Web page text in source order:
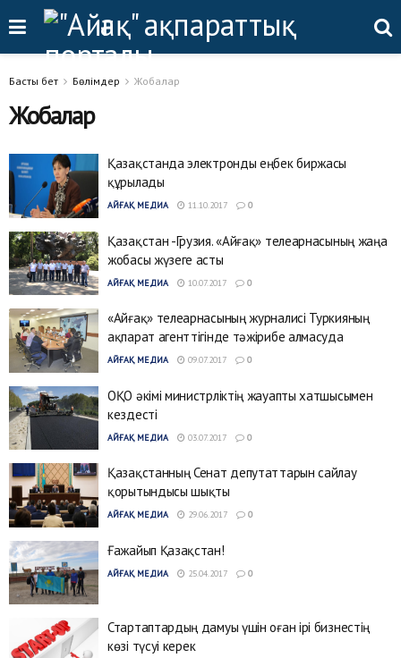
Басты бет Бөлімдер Жобалар
Жобалар
Қазақстанда электронды еңбек биржасы
құрылады
АЙҒАҚ МЕДИА 11.10.2017 0
Қазақстан -Грузия. «Айғақ» телеарнасының жаңа
жобасы жүзеге асты
АЙҒАҚ МЕДИА 10.07.2017 0
«Айғақ» телеарнасының журналисі Туркияның
ақпарат агенттігінде тәжірибе алмасуда
АЙҒАҚ МЕДИА 09.07.2017 0
ОҚО әкімі министрліктің жауапты хатшысымен
кездесті
АЙҒАҚ МЕДИА 03.07.2017 0
Қазақстанның Сенат депутаттарын сайлау
қорытындысы шықты
АЙҒАҚ МЕДИА 29.06.2017 0
Ғажайып Қазақстан!
АЙҒАҚ МЕДИА 25.04.2017 0
Стартаптардың дамуы үшін оған ірі бизнестің
көзі түсуі керек